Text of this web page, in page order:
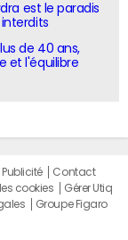
est le paradis
de 40 ans,
et l'équilibre
Publicité
Contact
cookies
Gérer Utiq
Groupe Figaro